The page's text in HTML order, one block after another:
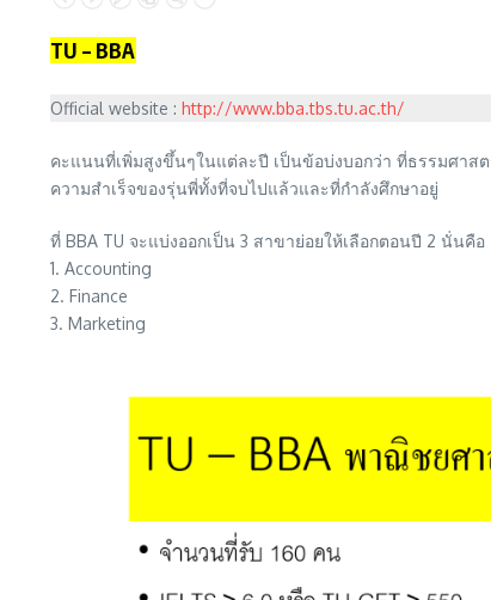
TU – BBA
Official website : http://www.bba.tbs.tu.ac.th/
คะแนนที่เพิ่มสูงขึ้นๆในแต่ละปี เป็นข้อบ่งบอกว่า ที่ธรรมศาส
ความสำเร็จของรุ่นพี่ทั้งที่จบไปแล้วและที่กำลังศึกษาอยู่
ที่ BBA TU จะแบ่งออกเป็น 3 สาขาย่อยให้เลือกตอนปี 2 นั่นคือ
1. Accounting
2. Finance
3. Marketing